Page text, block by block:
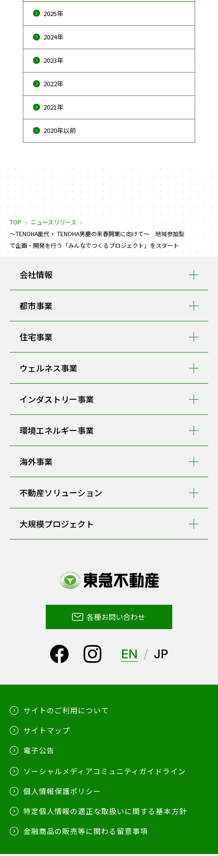
2025年
2024年
2023年
2022年
2021年
2020年以前
TOP
ニュースリリース
～TENOHA能代・ TENOHA男鹿の来春開業に向けて～ 地域参加型
で企画・開発を行う「みんなでつくるプロジェクト」をスタート
会社情報
都市事業
住宅事業
ウェルネス事業
インダストリー事業
環境エネルギー事業
海外事業
不動産ソリューション
大規模プロジェクト
各種お問い合わせ
EN JP
サイトのご利用について
サイトマップ
電子公告
ソーシャルメディアコミュニティガイドライン
個人情報保護ポリシー
特定個人情報の適正な取扱いに関する基本方針
金融商品の販売等に関わる留意事項